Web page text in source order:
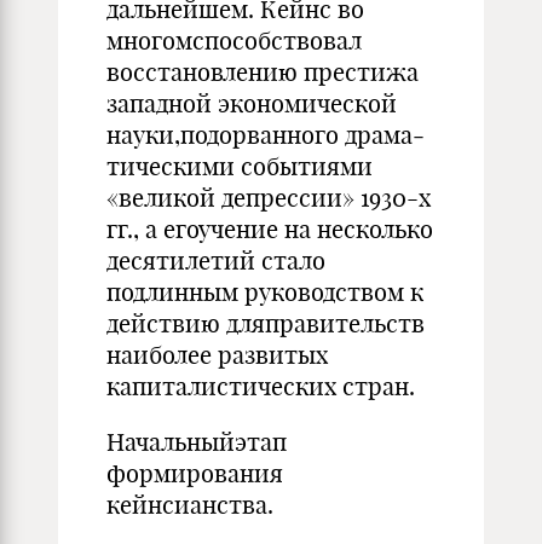
дальнейшем. Кейнс во
многомспособствовал
восстанов­лению престижа
западной экономической
науки,подорванного драма­
тическими событиями
«великой депрессии» 1930-х
гг., а егоучение на несколько
десятилетий стало
подлинным руководством к
действию дляправительств
наиболее развитых
капиталистических стран.
Начальныйэтап
формирования
кейнсианства.